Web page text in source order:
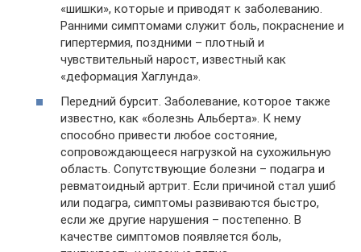
«шишки», которые и приводят к заболеванию.
Ранними симптомами служит боль, покраснение и
гипертермия, поздними – плотный и
чувствительный нарост, известный как
«деформация Хаглунда».
Передний бурсит. Заболевание, которое также
известно, как «болезнь Альберта». К нему
способно привести любое состояние,
сопровождающееся нагрузкой на сухожильную
область. Сопутствующие болезни – подагра и
ревматоидный артрит. Если причиной стал ушиб
или подагра, симптомы развиваются быстро,
если же другие нарушения – постепенно. В
качестве симптомов появляется боль,